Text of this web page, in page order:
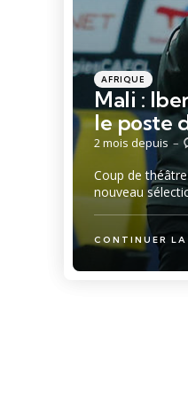
Catégories
Posté
dans
AFRIQUE
Mali :
le poste
2 mois depuis
Coup de
nouveau
CONTINUER LA